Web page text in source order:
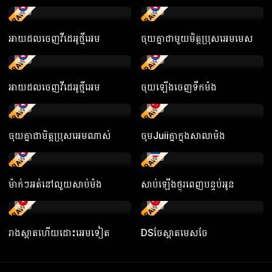
RAW
អាយដលចេញវីដេអូថ្មីអេម
RAW
ចុយគ្នាជាមួយមិត្តប្រុសអេមមេស
RAW
អាយដលចេញវីដេអូថ្មីអេម
RAW
ចុយឡើងចេញទឹកម៉ង
RAW
ចុយគ្នាជាមិត្តប្រុសអេមណាស់
RAW
ចុមJuiiគ្នាក្នុងសាលាម៉ង
RAW
ម៉ាក់ៗអត់នៅលួយសាប់ម៉ង
RAW
សាប់ឡើងថ្ងូរពេញបន្ទប់អូន
RAW
រាងស្អាតហើយដោះអេមទៀត
RAW
DSចែស្អាតមេសចែ